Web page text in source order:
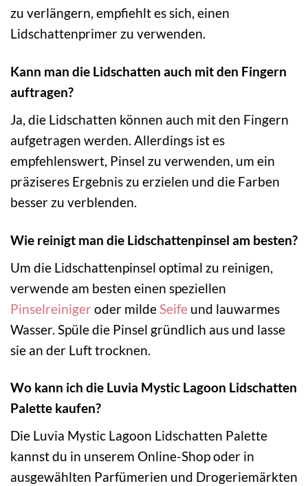
zu verlängern, empfiehlt es sich, einen
Lidschattenprimer zu verwenden.
Kann man die Lidschatten auch mit den Fingern
auftragen?
Ja, die Lidschatten können auch mit den Fingern
aufgetragen werden. Allerdings ist es
empfehlenswert, Pinsel zu verwenden, um ein
präziseres Ergebnis zu erzielen und die Farben
besser zu verblenden.
Wie reinigt man die Lidschattenpinsel am besten?
Um die Lidschattenpinsel optimal zu reinigen,
verwende am besten einen speziellen
Pinselreiniger oder milde Seife und lauwarmes
Wasser. Spüle die Pinsel gründlich aus und lasse
sie an der Luft trocknen.
Wo kann ich die Luvia Mystic Lagoon Lidschatten
Palette kaufen?
Die Luvia Mystic Lagoon Lidschatten Palette
kannst du in unserem Online-Shop oder in
ausgewählten Parfümerien und Drogeriemärkten